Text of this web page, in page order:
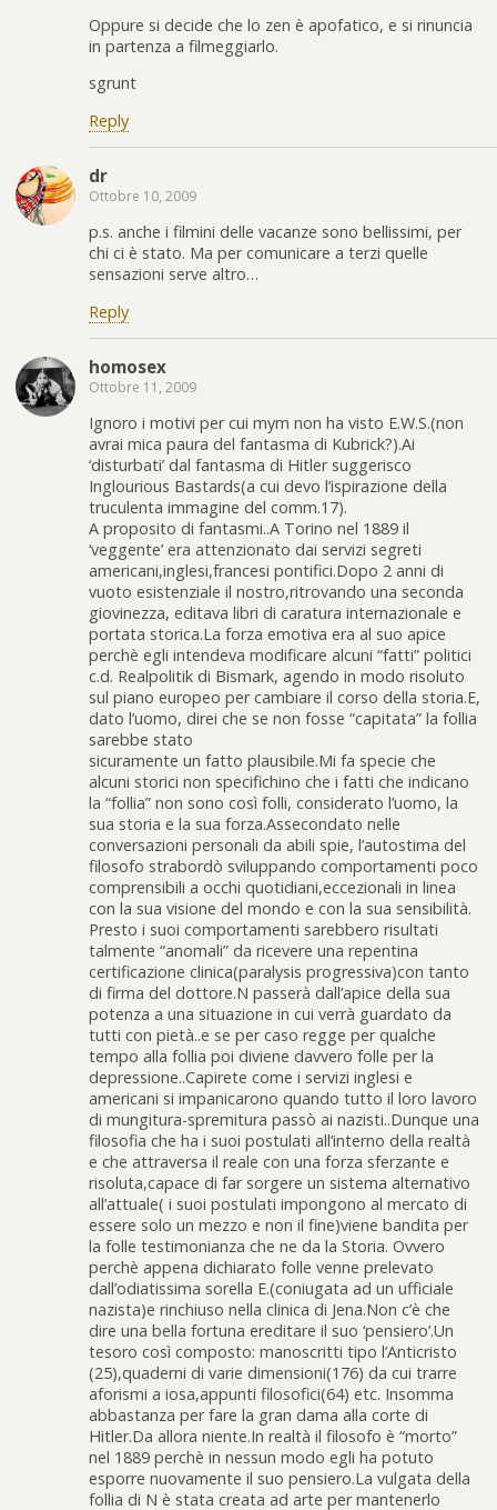
Oppure si decide che lo zen è apofatico, e si rinuncia
in partenza a filmeggiarlo.
sgrunt
Reply
dr
Ottobre 10, 2009
p.s. anche i filmini delle vacanze sono bellissimi, per
chi ci è stato. Ma per comunicare a terzi quelle
sensazioni serve altro…
Reply
homosex
Ottobre 11, 2009
Ignoro i motivi per cui mym non ha visto E.W.S.(non
avrai mica paura del fantasma di Kubrick?).Ai
‘disturbati’ dal fantasma di Hitler suggerisco
Inglourious Bastards(a cui devo l’ispirazione della
truculenta immagine del comm.17).
A proposito di fantasmi..A Torino nel 1889 il
‘veggente’ era attenzionato dai servizi segreti
americani,inglesi,francesi pontifici.Dopo 2 anni di
vuoto esistenziale il nostro,ritrovando una seconda
giovinezza, editava libri di caratura internazionale e
portata storica.La forza emotiva era al suo apice
perchè egli intendeva modificare alcuni “fatti” politici
c.d. Realpolitik di Bismark, agendo in modo risoluto
sul piano europeo per cambiare il corso della storia.E,
dato l’uomo, direi che se non fosse “capitata” la follia
sarebbe stato
sicuramente un fatto plausibile.Mi fa specie che
alcuni storici non specifichino che i fatti che indicano
la “follia” non sono così folli, considerato l’uomo, la
sua storia e la sua forza.Assecondato nelle
conversazioni personali da abili spie, l’autostima del
filosofo strabordò sviluppando comportamenti poco
comprensibili a occhi quotidiani,eccezionali in linea
con la sua visione del mondo e con la sua sensibilità.
Presto i suoi comportamenti sarebbero risultati
talmente “anomali” da ricevere una repentina
certificazione clinica(paralysis progressiva)con tanto
di firma del dottore.N passerà dall’apice della sua
potenza a una situazione in cui verrà guardato da
tutti con pietà..e se per caso regge per qualche
tempo alla follia poi diviene davvero folle per la
depressione..Capirete come i servizi inglesi e
americani si impanicarono quando tutto il loro lavoro
di mungitura-spremitura passò ai nazisti..Dunque una
filosofia che ha i suoi postulati all’interno della realtà
e che attraversa il reale con una forza sferzante e
risoluta,capace di far sorgere un sistema alternativo
all’attuale( i suoi postulati impongono al mercato di
essere solo un mezzo e non il fine)viene bandita per
la folle testimonianza che ne da la Storia. Ovvero
perchè appena dichiarato folle venne prelevato
dall’odiatissima sorella E.(coniugata ad un ufficiale
nazista)e rinchiuso nella clinica di Jena.Non c’è che
dire una bella fortuna ereditare il suo ‘pensiero’.Un
tesoro così composto: manoscritti tipo l’Anticristo
(25),quaderni di varie dimensioni(176) da cui trarre
aforismi a iosa,appunti filosofici(64) etc. Insomma
abbastanza per fare la gran dama alla corte di
Hitler.Da allora niente.In realtà il filosofo è “morto”
nel 1889 perchè in nessun modo egli ha potuto
esporre nuovamente il suo pensiero.La vulgata della
follia di N è stata creata ad arte per mantenerlo